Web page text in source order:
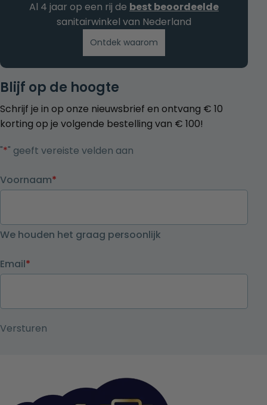
Blijf op de hoogte
Schrijf je in op onze nieuwsbrief en ontvang € 10
korting op je volgende bestelling van € 100!
"*" geeft vereiste velden aan
Voornaam*
We houden het graag persoonlijk
Email*
Al 4 jaar op een rij de best beoordeelde
sanitairwinkel van Nederland
Ontdek waarom